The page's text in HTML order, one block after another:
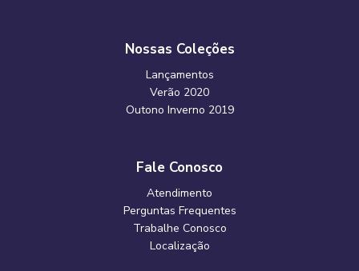
Nossas Coleções
Lançamentos
Verão 2020
Outono Inverno 2019
Fale Conosco
Atendimento
Perguntas Frequentes
Trabalhe Conosco
Localização